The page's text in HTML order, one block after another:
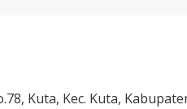
Kuta, Kec. Kuta,